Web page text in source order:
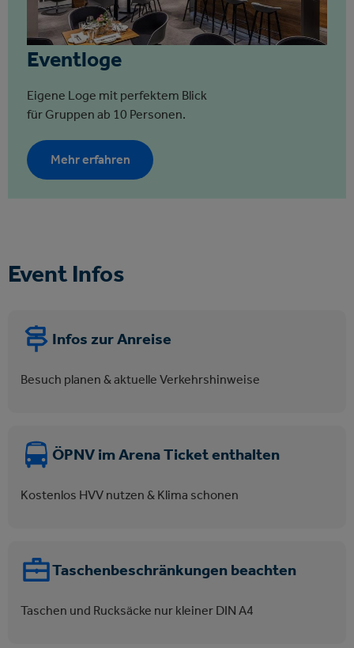
Eventloge
Eigene Loge mit perfektem Blick
für Gruppen ab 10 Personen.
Mehr erfahren
Event Infos
Infos zur Anreise
Besuch planen & aktuelle Verkehrshinweise
ÖPNV im Arena Ticket enthalten
Kostenlos HVV nutzen & Klima schonen
Taschenbeschränkungen beachten
Taschen und Rucksäcke nur kleiner DIN A4